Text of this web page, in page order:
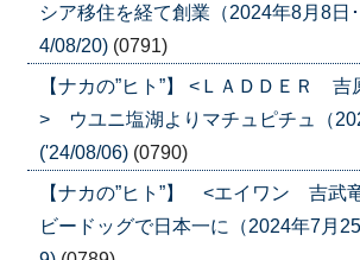
シア移住を経て創業（2024年8月8日
4/08/20) (0791)
【ナカの”ヒト”】 <ＬＡＤＤＥＲ 吉
> ウユニ塩湖よりマチュピチュ（
('24/08/06) (0790)
【ナカの”ヒト”】 <エイワン 吉武
ビードッグで日本一に（2024年7月